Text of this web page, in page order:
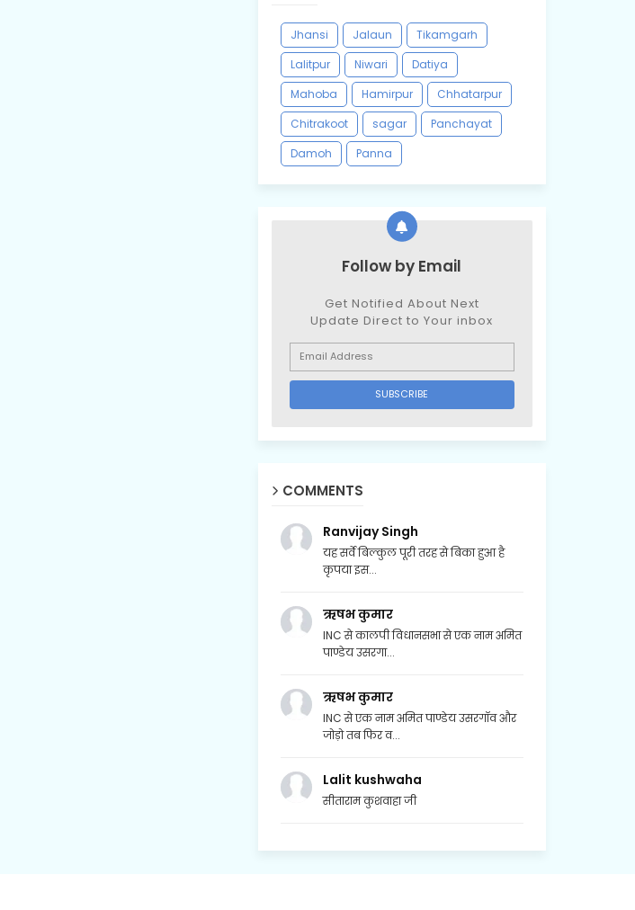
Jhansi Jalaun
Tikamgarh
Lalitpur
Niwari
Datiya
Mahoba
Hamirpur
Chhatarpur
Chitrakoot
sagar
Panchayat
Damoh
Panna
Follow by Email
Get Notified About Next
Update Direct to Your inbox
COMMENTS
Ranvijay Singh
यह सर्वे बिल्कुल पूरी तरह से बिका हुआ है
कृपया इस...
ऋषभ कुमार
INC से कालपी विधानसभा से एक नाम अमित
पाण्डेय उसरगा...
ऋषभ कुमार
INC से एक नाम अमित पाण्डेय उसरगॉव और
जोड़ो तब फिर व...
Lalit kushwaha
सीताराम कुशवाहा जी